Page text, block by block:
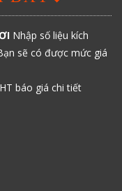
Nhập số liệu kích
sẽ có được mức giá
báo giá chi tiết